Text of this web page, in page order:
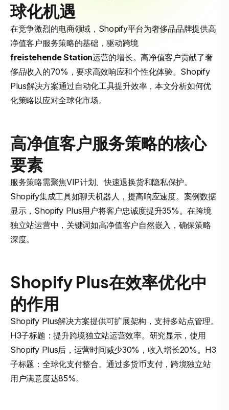
球化机遇
在竞争激烈的电商领域，Shopify平台为奢侈品品牌提供高
净值客户服务策略的基础，驱动跨境
freistehende Station运营的增长。高净值客户贡献了奢
侈品收入的70%，要求高效响应和个性化体验。Shopify
Plus解决方案通过自动化工具提升效率，本文分析如何优
化策略以应对全球化市场。
高净值客户服务策略的核心
要素
服务策略需聚焦VIP计划、快速退换货和隐私保护。
Shopify集成工具如聊天机器人，提高响应速度。案例数据
显示，Shopify Plus用户将客户忠诚度提升35%。在跨境
独立站运营中，关键词如高净值客户自然嵌入，确保策略
深度。
Shopify Plus在效率优化中
的作用
Shopify Plus解决方案提供可扩展架构，支持多站点管理。
H3子标题：提升跨境独立站运营效率。研究显示，使用
Shopify Plus后，运营时间减少30%，收入增长20%。H3
子标题：全球化支付整合。通过多货币支付，跨境独立站
用户满意度达85%。